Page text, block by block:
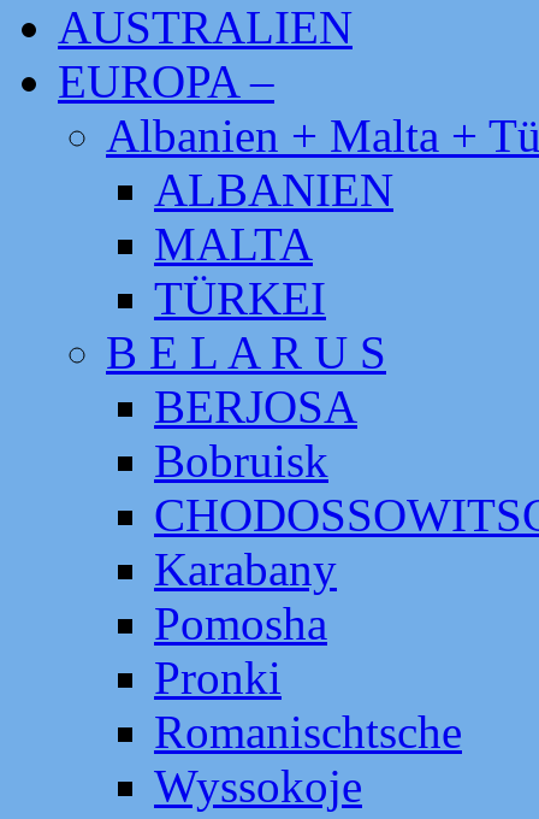
AUSTRALIEN
EUROPA –
Albanien + Malta +
ALBANIEN
MALTA
TÜRKEI
B E L A R U S
BERJOSA
Bobruisk
Karabany
Pomosha
Pronki
Romanischtsche
Wyssokoje